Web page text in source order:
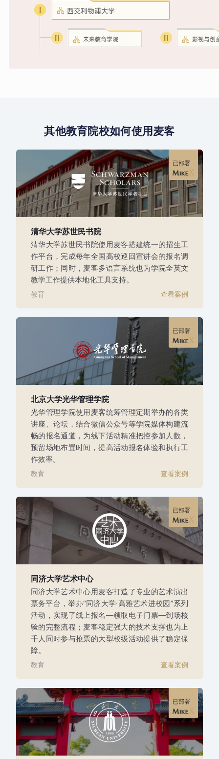
其他教育院校如何使用麦客
已部署
清华大学苏世民书院
清华大学苏世民书院使用麦客搭建统一的招生工
作平台，完成每年全国高校巡回宣讲会的报名调
研工作；同时，麦客多语言系统也为学院全英文
教学工作提供本地化工具支持。
教育 查看案例
已部署
北京大学光华管理学院
光华管理学院使用麦客统筹管理定期举办的各类
讲座、论坛，结合微信公众号等学院媒体构建流
畅的报名通道，为线下活动精准把控参加人数，
预留场地布置时间，提高活动报名体验和执行工
作效率。
教育 查看案例
已部署
同济大学艺术中心
同济大学艺术中心用麦客打造了专业的艺术演出
票务平台，举办“同济大学·高雅艺术进校园”系列
活动，实现了线上报名—领取电子门票—到场核
验的完整流程；麦客稳定强大的技术支撑也为上
千人同时参与抢票的大型校级活动提供了稳定保
障。
教育 查看案例
已部署